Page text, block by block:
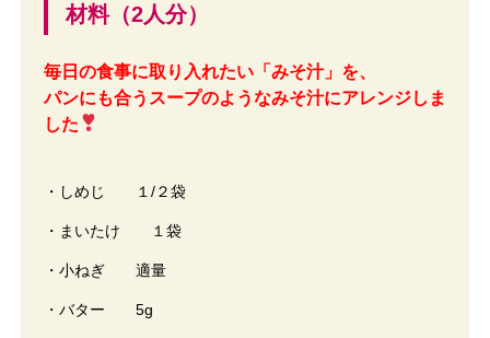
材料（2人分）
毎日の食事に取り入れたい「みそ汁」を、
パンにも合うスープのようなみそ汁にアレンジしま
した
・しめじ １/２袋
・まいたけ １袋
・小ねぎ 適量
・バター 5g